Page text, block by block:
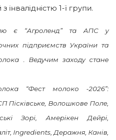
1-ї групи.
є “Агроленд” та АПС у
підприємств України та
. Ведучим заходу стане
“Фест молоко -2026”:
Пісківське, Волошкове Поле,
Зорі, Амерікен Дейрі,
Ingredients, Деражня, Канів,